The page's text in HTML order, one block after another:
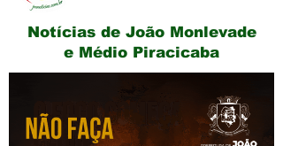
Notícias de João Monlevade
e Médio Piracicaba